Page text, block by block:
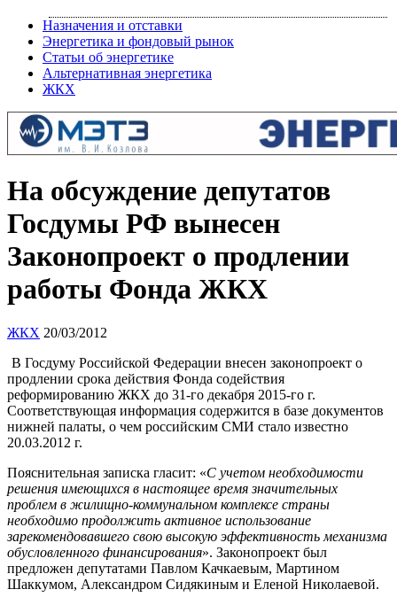
Назначения и отставки
Энергетика и фондовый рынок
Статьи об энергетике
Альтернативная энергетика
ЖКХ
На обсуждение депутатов
Госдумы РФ вынесен
Законопроект о продлении
работы Фонда ЖКХ
ЖКХ 20/03/2012
В Госдуму Российской Федерации внесен законопроект о
продлении срока действия Фонда содействия
реформированию ЖКХ до 31-го декабря 2015-го г.
Соответствующая информация содержится в базе документов
нижней палаты, о чем российским СМИ стало известно
20.03.2012 г.
Пояснительная записка гласит: «С учетом необходимости
решения имеющихся в настоящее время значительных
проблем в жилищно-коммунальном комплексе страны
необходимо продолжить активное использование
зарекомендовавшего свою высокую эффективность механизма
обусловленного финансирования». Законопроект был
предложен депутатами Павлом Качкаевым, Мартином
Шаккумом, Александром Сидякиным и Еленой Николаевой.